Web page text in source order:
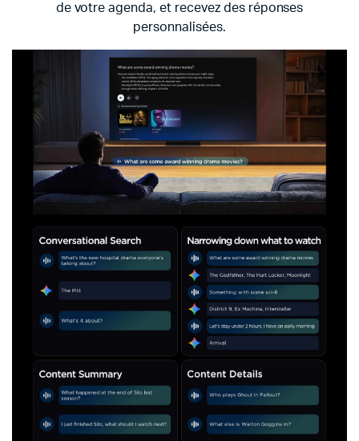
de votre agenda, et recevez des réponses
personnalisées.